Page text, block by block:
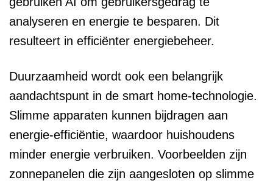
analyseren en energie te besparen. Dit
resulteert in efficiënter energiebeheer.
Duurzaamheid wordt ook een belangrijk
aandachtspunt in de smart home-technologie.
Slimme apparaten kunnen bijdragen aan
energie-efficiëntie, waardoor huishoudens
minder energie verbruiken. Voorbeelden zijn
zonnepanelen die zijn aangesloten op slimme